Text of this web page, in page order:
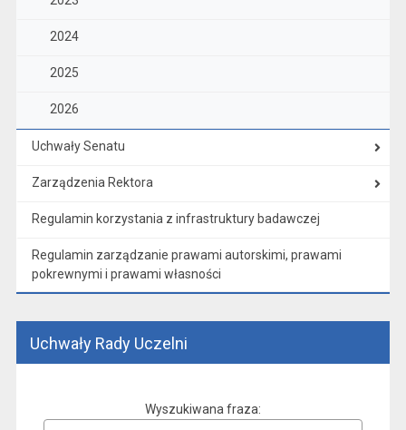
2024
2025
2026
Uchwały Senatu
Zarządzenia Rektora
Regulamin korzystania z infrastruktury badawczej
Regulamin zarządzanie prawami autorskimi, prawami
pokrewnymi i prawami własności
Uchwały Rady Uczelni
Wyszukiwana fraza